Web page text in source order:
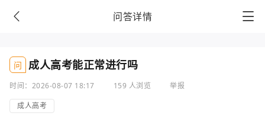
问答详情
问 成人高考能正常进行吗
时间：2026-08-07 18:17 159 人浏览
举报
成人高考